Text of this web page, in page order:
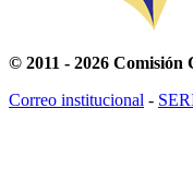
© 2011 - 2026 Comisión
Correo institucional -